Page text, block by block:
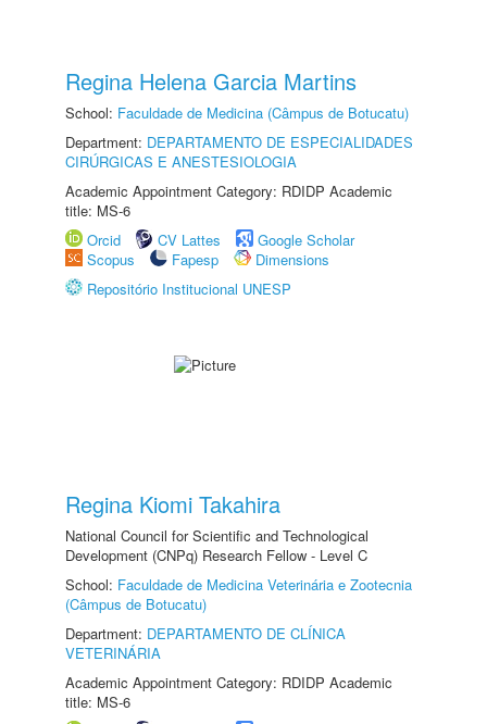
Regina Helena Garcia Martins
School: Faculdade de Medicina (Câmpus de Botucatu)
Department: DEPARTAMENTO DE ESPECIALIDADES
CIRÚRGICAS E ANESTESIOLOGIA
Academic Appointment Category: RDIDP Academic
title: MS-6
Orcid
CV Lattes
Google Scholar
Scopus
Fapesp
Dimensions
Repositório Institucional UNESP
Regina Kiomi Takahira
National Council for Scientific and Technological
Development (CNPq) Research Fellow - Level C
School: Faculdade de Medicina Veterinária e Zootecnia
(Câmpus de Botucatu)
Department: DEPARTAMENTO DE CLÍNICA
VETERINÁRIA
Academic Appointment Category: RDIDP Academic
title: MS-6